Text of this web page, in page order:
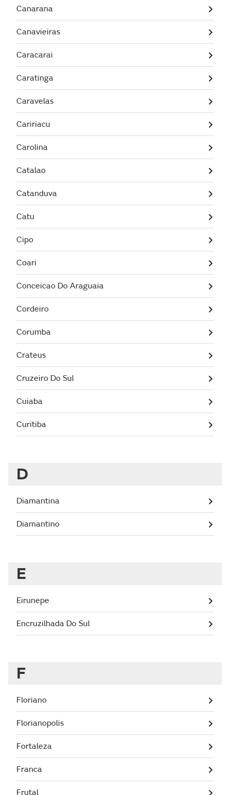
Canarana
Canavieiras
Caracarai
Caratinga
Caravelas
Caririacu
Carolina
Catalao
Catanduva
Catu
Cipo
Coari
Conceicao Do Araguaia
Cordeiro
Corumba
Crateus
Cruzeiro Do Sul
Cuiaba
Curitiba
D
Diamantina
Diamantino
E
Eirunepe
Encruzilhada Do Sul
F
Floriano
Florianopolis
Fortaleza
Franca
Frutal